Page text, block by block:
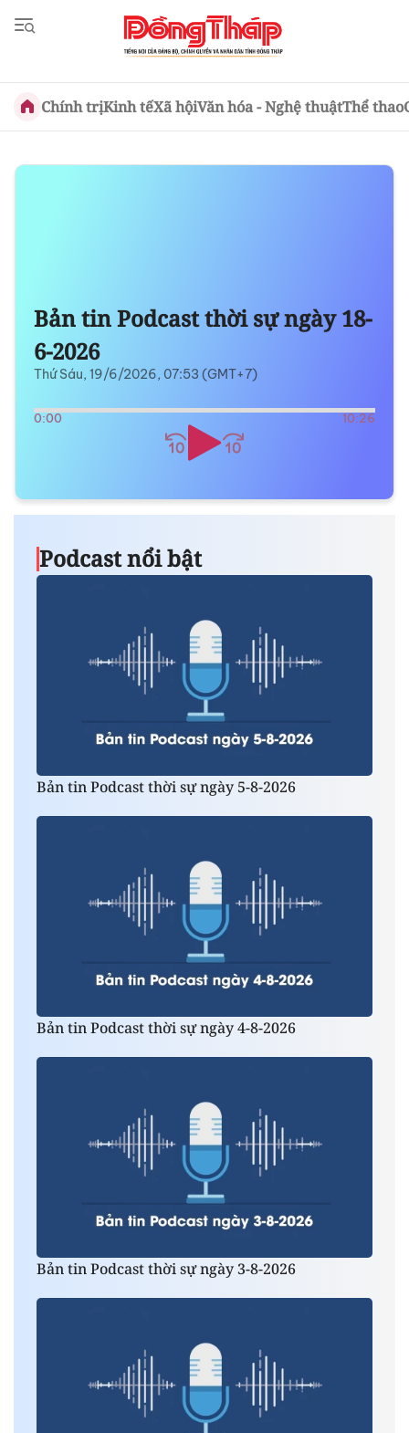
Chính trịKinh tếXã hộiVăn hóa - Nghệ thuậtThể thao
Bản tin Podcast thời sự ngày 18-
6-2026
Thứ Sáu, 19/6/2026, 07:53 (GMT+7)
0:00 10:26
Podcast nổi bật
Bản tin Podcast thời sự ngày 5-8-2026
Bản tin Podcast thời sự ngày 4-8-2026
Bản tin Podcast thời sự ngày 3-8-2026